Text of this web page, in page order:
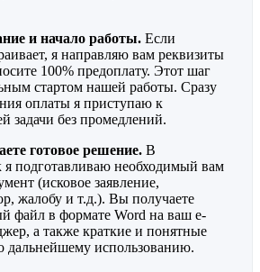
и начало работы. Если
я направляю вам реквизиты
100% предоплату. Этот шаг
стартом нашей работы. Сразу
оплаты я приступаю к
задачи без промедлений.
готовое решение. В
я подготавливаю необходимый вам
(исковое заявление,
жалобу и т.д.). Вы получаете
файл в формате Word на ваш e-
а также краткие и понятные
дальнейшему использованию.